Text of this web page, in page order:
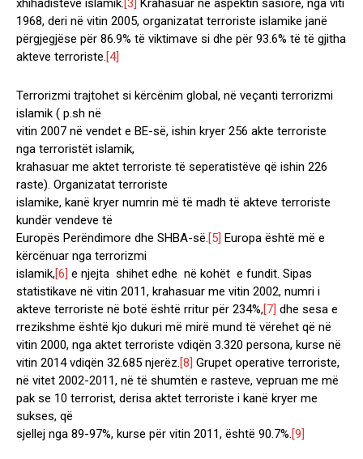
xhihadistëve islamik. [3]
Krahasuar në aspektin sasiorë, nga viti
1968, deri në vitin 2005, organizatat terroriste islamike janë
përgjegjëse për 86.9% të viktimave si dhe për 93.6% të të gjitha
akteve terroriste.[4]
Terrorizmi trajtohet si kërcënim global, në veçanti terrorizmi
islamik ( p.sh në
vitin 2007 në vendet e BE-së, ishin kryer 256 akte terroriste
nga terroristët islamik,
krahasuar me aktet terroriste të seperatistëve që ishin 226
raste). Organizatat terroriste
islamike, kanë kryer numrin më të madh të akteve terroriste
kundër vendeve të
Europës Perëndimore dhe SHBA-së.[5] Europa është më e
kërcënuar nga terrorizmi
islamik,[6] e njejta shihet edhe në kohët e fundit. Sipas
statistikave në vitin 2011, krahasuar me vitin 2002, numri i
akteve terroriste në botë është rritur për 234%,[7] dhe sesa e
rrezikshme është kjo dukuri më mirë mund të vërehet që në
vitin 2000, nga aktet terroriste vdiqën 3.320 persona, kurse në
vitin 2014 vdiqën 32.685 njerëz.[8] Grupet operative terroriste,
në vitet 2002-2011, në të shumtën e rasteve, vepruan me më
pak se 10 terrorist, derisa aktet terroriste i kanë kryer me
sukses, që
sjellej nga 89-97%, kurse për vitin 2011, është 90.7%.[9]